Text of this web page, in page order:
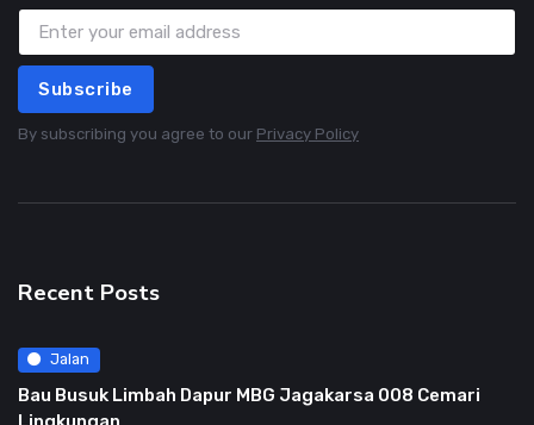
Subscribe
By subscribing you agree to our Privacy Policy
Recent Posts
Jalan
Bau Busuk Limbah Dapur MBG Jagakarsa 008 Cemari